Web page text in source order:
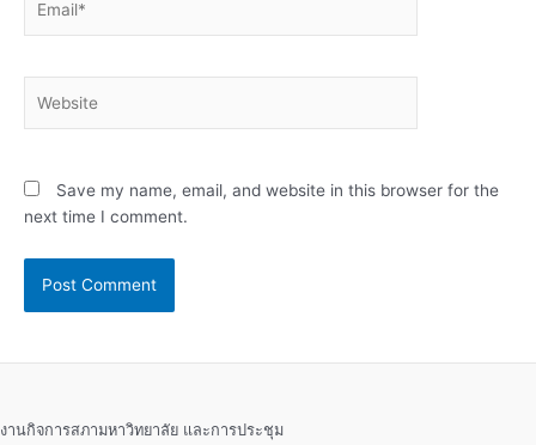
Save my name, email, and website in this browser for the
next time I comment.
งานกิจการสภามหาวิทยาลัย และการประชุม